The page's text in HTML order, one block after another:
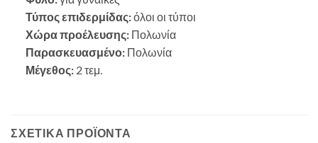
Τύπος επιδερμίδας:όλοι οι τύποι
Χώρα προέλευσης:Πολωνία
Παρασκευασμένο:Πολωνία
Μέγεθος:2 τεμ.
ΣΧΕΤΙΚΆ ΠΡΟΪΌΝΤΑ